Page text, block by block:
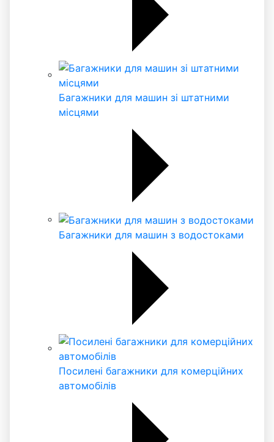
Багажники для машин зі штатними
місцями
Багажники для машин з водостоками
Посилені багажники для комерційних
автомобілів